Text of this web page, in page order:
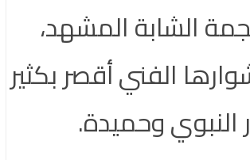
الشابة المشهد،
الفني أقصر بكثير
وحميدة.